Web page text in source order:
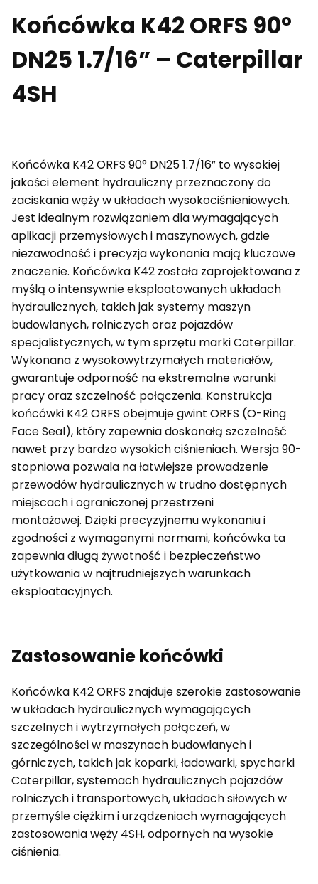
Końcówka K42 ORFS 90°
DN25 1.7/16” – Caterpillar
4SH
Końcówka K42 ORFS 90° DN25 1.7/16” to wysokiej
jakości element hydrauliczny przeznaczony do
zaciskania węży w układach wysokociśnieniowych.
Jest idealnym rozwiązaniem dla wymagających
aplikacji przemysłowych i maszynowych, gdzie
niezawodność i precyzja wykonania mają kluczowe
znaczenie. Końcówka K42 została zaprojektowana z
myślą o intensywnie eksploatowanych układach
hydraulicznych, takich jak systemy maszyn
budowlanych, rolniczych oraz pojazdów
specjalistycznych, w tym sprzętu marki Caterpillar.
Wykonana z wysokowytrzymałych materiałów,
gwarantuje odporność na ekstremalne warunki
pracy oraz szczelność połączenia. Konstrukcja
końcówki K42 ORFS obejmuje gwint ORFS (O-Ring
Face Seal), który zapewnia doskonałą szczelność
nawet przy bardzo wysokich ciśnieniach. Wersja 90-
stopniowa pozwala na łatwiejsze prowadzenie
przewodów hydraulicznych w trudno dostępnych
miejscach i ograniczonej przestrzeni
montażowej. Dzięki precyzyjnemu wykonaniu i
zgodności z wymaganymi normami, końcówka ta
zapewnia długą żywotność i bezpieczeństwo
użytkowania w najtrudniejszych warunkach
eksploatacyjnych.
Zastosowanie końcówki
Końcówka K42 ORFS znajduje szerokie zastosowanie
w układach hydraulicznych wymagających
szczelnych i wytrzymałych połączeń, w
szczególności w maszynach budowlanych i
górniczych, takich jak koparki, ładowarki, spycharki
Caterpillar, systemach hydraulicznych pojazdów
rolniczych i transportowych, układach siłowych w
przemyśle ciężkim i urządzeniach wymagających
zastosowania węży 4SH, odpornych na wysokie
ciśnienia.